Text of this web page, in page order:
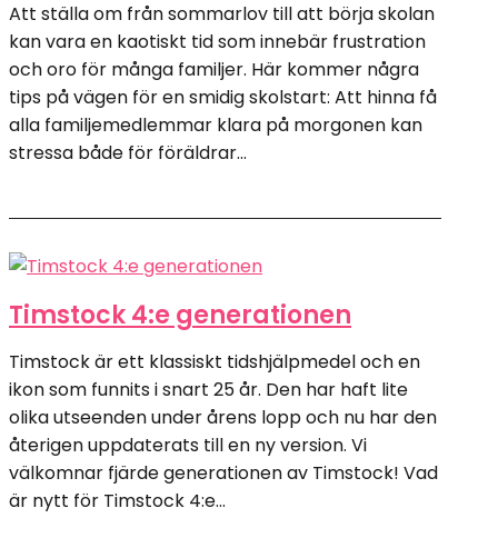
Att ställa om från sommarlov till att börja skolan
kan vara en kaotiskt tid som innebär frustration
och oro för många familjer. Här kommer några
tips på vägen för en smidig skolstart: Att hinna få
alla familjemedlemmar klara på morgonen kan
stressa både för föräldrar...
Timstock 4:e generationen
Timstock är ett klassiskt tidshjälpmedel och en
ikon som funnits i snart 25 år. Den har haft lite
olika utseenden under årens lopp och nu har den
återigen uppdaterats till en ny version. Vi
välkomnar fjärde generationen av Timstock! Vad
är nytt för Timstock 4:e...